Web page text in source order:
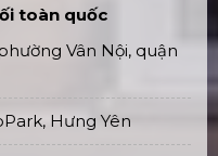
toàn quốc
Vân Nội, quận
Hưng Yên